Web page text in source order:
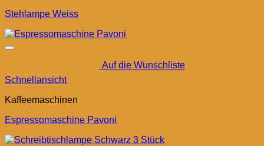
Stehlampe Weiss
Auf die Wunschliste
Schnellansicht
Kaffeemaschinen
Espressomaschine Pavoni